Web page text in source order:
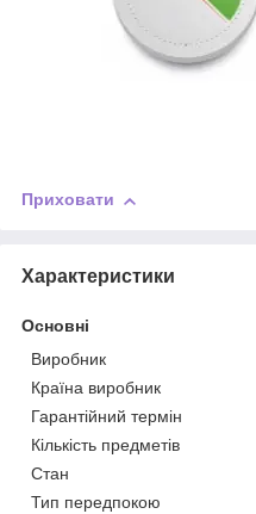
Приховати
Характеристики
Основні
Виробник
Країна виробник
Гарантійний термін
Кількість предметів
Стан
Тип передпокою